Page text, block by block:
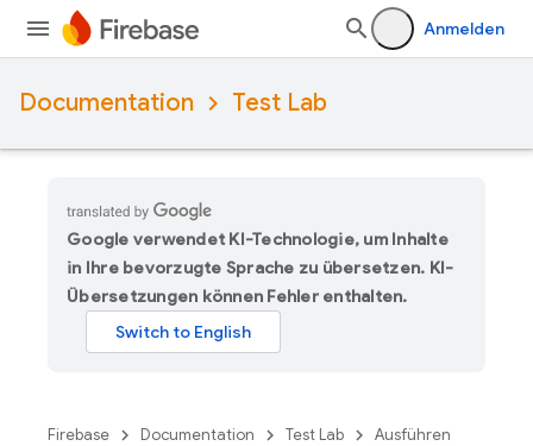
Anmelden
Documentation Test Lab
Google verwendet KI-Technologie, um Inhalte
in Ihre bevorzugte Sprache zu übersetzen. KI-
Übersetzungen können Fehler enthalten.
Firebase Documentation Test Lab Ausführen